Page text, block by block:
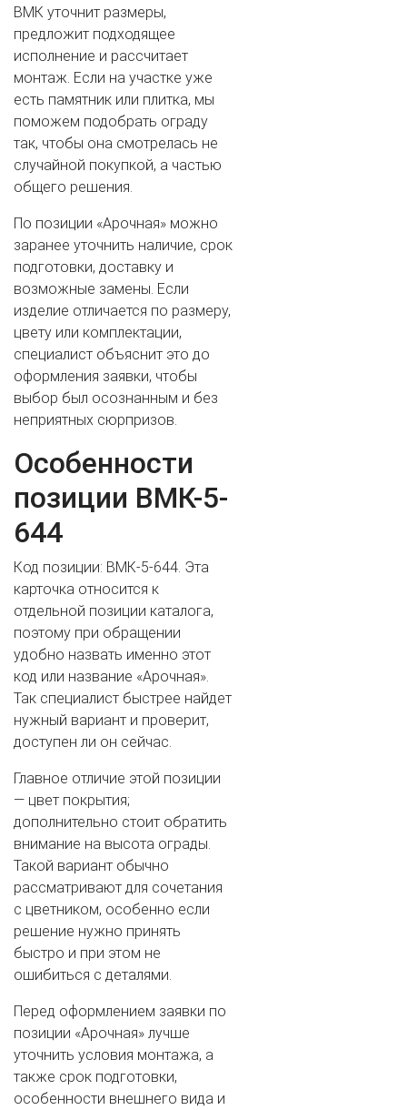
ВАШ ТЕЛЕФОН*
Cогласиие на обработку персональных данных
ВМК уточнит размеры,
предложит подходящее
исполнение и рассчитает
монтаж. Если на участке уже
есть памятник или плитка, мы
поможем подобрать ограду
так, чтобы она смотрелась не
случайной покупкой, а частью
общего решения.
По позиции «Арочная» можно
заранее уточнить наличие, срок
подготовки, доставку и
возможные замены. Если
изделие отличается по размеру,
цвету или комплектации,
специалист объяснит это до
оформления заявки, чтобы
выбор был осознанным и без
неприятных сюрпризов.
Особенности
позиции ВМК-5-
644
Код позиции: ВМК-5-644. Эта
карточка относится к
отдельной позиции каталога,
поэтому при обращении
удобно назвать именно этот
код или название «Арочная».
Так специалист быстрее найдет
нужный вариант и проверит,
доступен ли он сейчас.
Главное отличие этой позиции
— цвет покрытия;
дополнительно стоит обратить
внимание на высота ограды.
Такой вариант обычно
рассматривают для сочетания
с цветником, особенно если
решение нужно принять
быстро и при этом не
ошибиться с деталями.
Перед оформлением заявки по
позиции «Арочная» лучше
уточнить условия монтажа, а
также срок подготовки,
особенности внешнего вида и